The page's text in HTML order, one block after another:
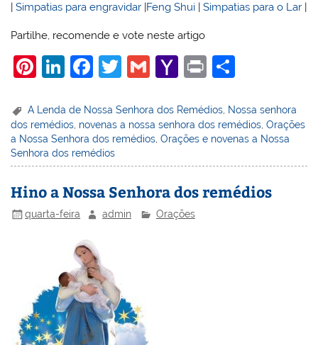
|Simpatias para engravidar |Feng Shui |Simpatias para o Lar |
Partilhe, recomende e vote neste artigo
Pi
er
e
st
Li
k
e
dI
F
c
e
b
o
k
T
itt
er
G
ai
l
Y
h
o
M
ai
l
Pr
t
ar
e
A Lenda de Nossa Senhora dos Remédios Nossa senhora
dos remédios, novenas a nossa senhora dos remédios,Orações
a Nossa Senhora dos remédios,Orações e novenas a Nossa
Senhora dos remédios
Hino a Nossa Senhora dos remédios
quarta-feira admin Orações